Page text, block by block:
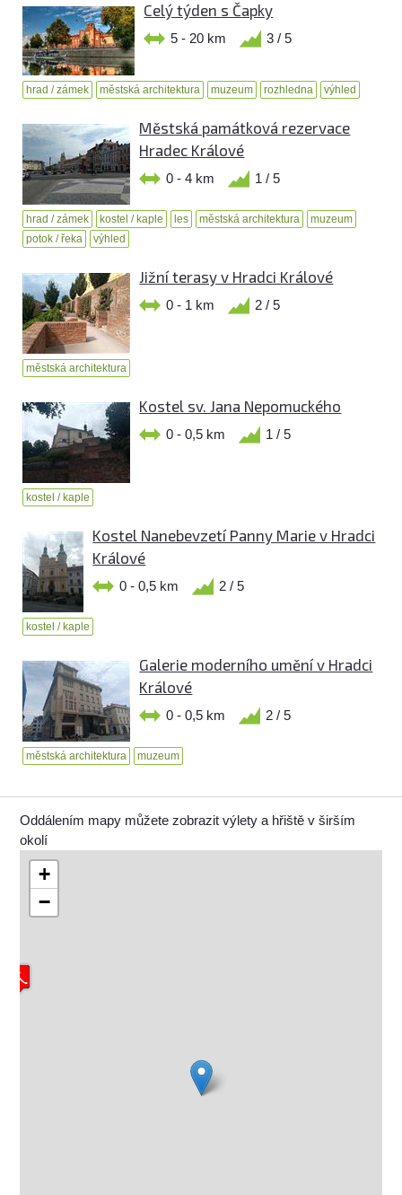
Celý týden s Čapky
5 - 20 km 3 / 5
hrad / zámek městská architektura muzeum rozhledna výhled
Městská památková rezervace
Hradec Králové
0 - 4 km 1 / 5
hrad / zámek kostel / kaple les městská architektura
muzeum
potok / řeka
výhled
Jižní terasy v Hradci Králové
0 - 1 km 2 / 5
městská architektura
Kostel sv. Jana Nepomuckého
0 - 0,5 km 1 / 5
kostel / kaple
Kostel Nanebevzetí Panny Marie v Hradci
Králové
0 - 0,5 km 2 / 5
kostel / kaple
Galerie moderního umění v Hradci
Králové
0 - 0,5 km 2 / 5
městská architektura muzeum
Oddálením mapy můžete zobrazit výlety a hřiště v širším
okolí
+
−